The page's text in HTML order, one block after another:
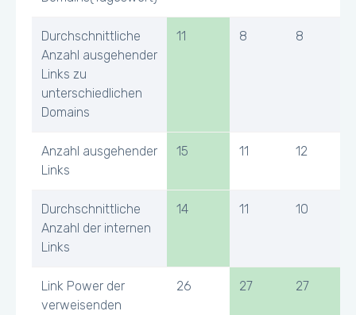
Durchschnittliche
Anzahl ausgehender
Links zu
unterschiedlichen
Domains
11 8 8
Anzahl ausgehender
Links
15 11 12
Durchschnittliche
Anzahl der internen
Links
14 11 10
Link Power der
verweisenden
26 27 27